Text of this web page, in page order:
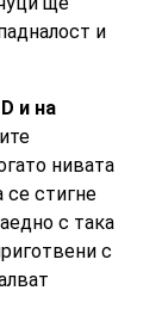
и
и на
нивата
се стигне
с така
с